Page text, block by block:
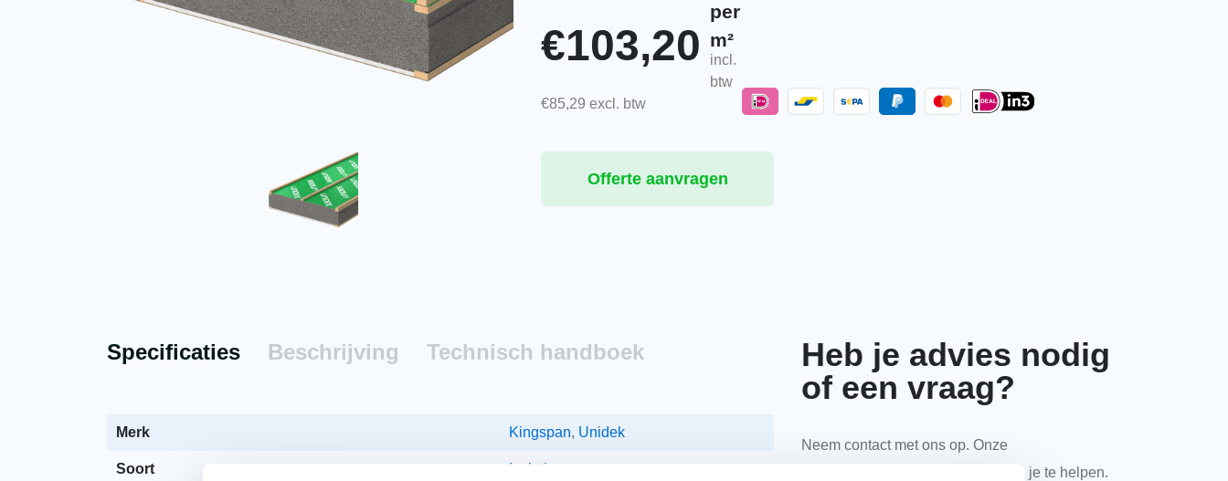
€103,20
per
m²
incl.
btw
€85,29 excl. btw
Offerte aanvragen
Specificaties Beschrijving Technisch handboek
Merk Kingspan, Unidek
Soort Isolatie
Heb je advies nodig
of een vraag?
Neem contact met ons op. Onze
dakpanspecialisten zitten klaar om je te helpen.